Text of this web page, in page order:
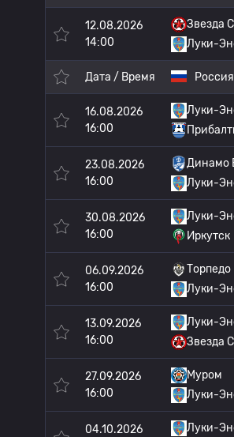
12.08.2026
14:00
Звезда
Луки-
Дата / Время
16.08.2026
16:00
Луки-
23.08.2026
16:00
Динамо
Луки-
30.08.2026
16:00
Луки-
Иркутск
06.09.2026
16:00
Луки-
13.09.2026
16:00
Луки-
Звезда
27.09.2026
16:00
Муром
Луки-
04.10.2026
Луки-